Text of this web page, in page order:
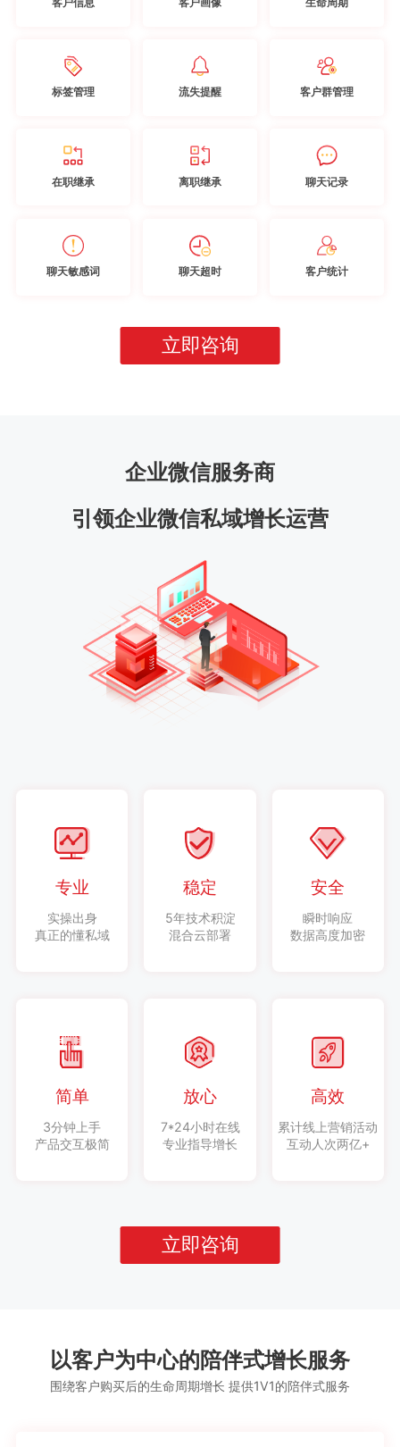
标签管理 流失提醒 客户群管理
在职继承 离职继承 聊天记录
聊天敏感词 聊天超时 客户统计
立即咨询
企业微信服务商
引领企业微信私域增长运营
专业
实操出身
真正的懂私域
稳定
5年技术积淀
混合云部署
安全
瞬时响应
数据高度加密
简单
3分钟上手
产品交互极简
放心
7*24小时在线
专业指导增长
高效
累计线上营销活动
互动人次两亿+
立即咨询
以客户为中心的陪伴式增长服务
围绕客户购买后的生命周期增长 提供1V1的陪伴式服务